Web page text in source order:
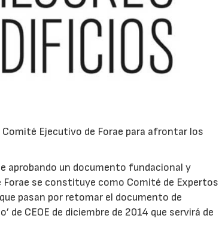
Ejecutivo de Forae para afrontar los
aprobando un documento fundacional y
se constituye como Comité de Expertos
pasan por retomar el documento de
CEOE de diciembre de 2014 que servirá de